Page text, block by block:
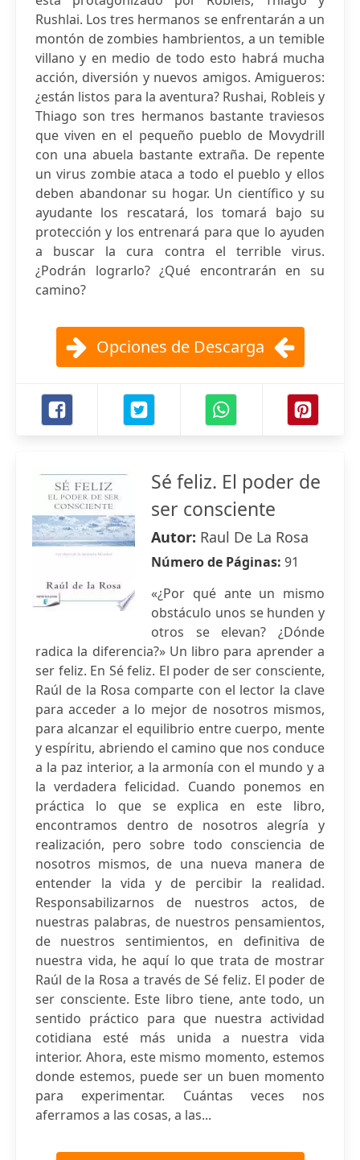
Rushlai. Los tres hermanos se enfrentarán a un
montón de zombies hambrientos, a un temible
villano y en medio de todo esto habrá mucha
acción, diversión y nuevos amigos. Amigueros:
¿están listos para la aventura? Rushai, Robleis y
Thiago son tres hermanos bastante traviesos
que viven en el pequeño pueblo de Movydrill
con una abuela bastante extraña. De repente
un virus zombie ataca a todo el pueblo y ellos
deben abandonar su hogar. Un científico y su
ayudante los rescatará, los tomará bajo su
protección y los entrenará para que lo ayuden
a buscar la cura contra el terrible virus.
¿Podrán lograrlo? ¿Qué encontrarán en su
camino?
Opciones de Descarga
Sé feliz. El poder de
ser consciente
Autor: Raul De La Rosa
Número de Páginas: 91
«¿Por qué ante un mismo
obstáculo unos se hunden y
otros se elevan? ¿Dónde
radica la diferencia?» Un libro para aprender a
ser feliz. En Sé feliz. El poder de ser consciente,
Raúl de la Rosa comparte con el lector la clave
para acceder a lo mejor de nosotros mismos,
para alcanzar el equilibrio entre cuerpo, mente
y espíritu, abriendo el camino que nos conduce
a la paz interior, a la armonía con el mundo y a
la verdadera felicidad. Cuando ponemos en
práctica lo que se explica en este libro,
encontramos dentro de nosotros alegría y
realización, pero sobre todo consciencia de
nosotros mismos, de una nueva manera de
entender la vida y de percibir la realidad.
Responsabilizarnos de nuestros actos, de
nuestras palabras, de nuestros pensamientos,
de nuestros sentimientos, en definitiva de
nuestra vida, he aquí lo que trata de mostrar
Raúl de la Rosa a través de Sé feliz. El poder de
ser consciente. Este libro tiene, ante todo, un
sentido práctico para que nuestra actividad
cotidiana esté más unida a nuestra vida
interior. Ahora, este mismo momento, estemos
donde estemos, puede ser un buen momento
para experimentar. Cuántas veces nos
aferramos a las cosas, a las...